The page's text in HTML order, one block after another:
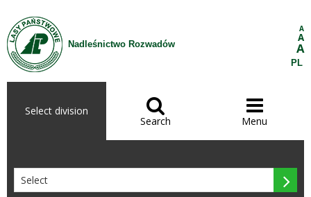
Skip to Content
Nadleśnictwo Rozwadów
A
A
A
PL
Select division 
Search

Menu
